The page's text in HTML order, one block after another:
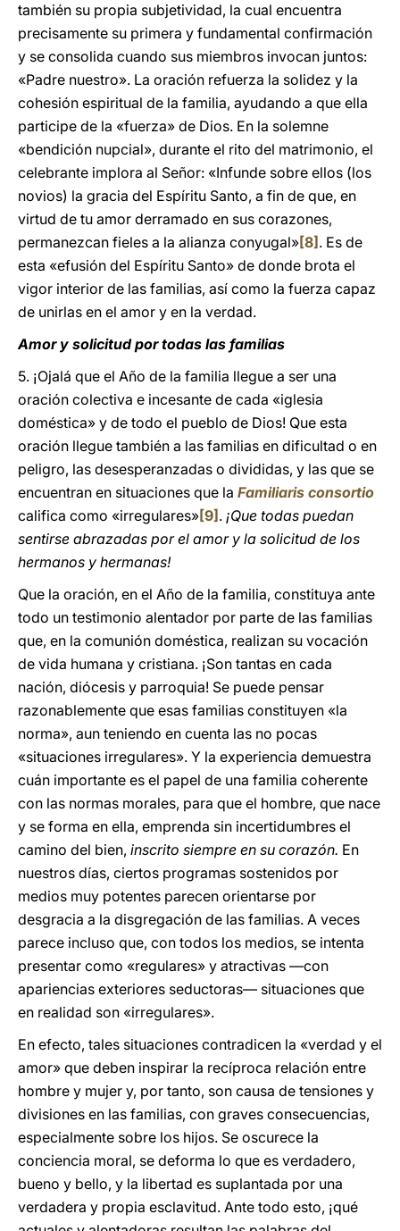
también su propia subjetividad, la cual encuentra
precisamente su primera y fundamental confirmación
y se consolida cuando sus miembros invocan juntos:
«Padre nuestro». La oración refuerza la solidez y la
cohesión espiritual de la familia, ayudando a que ella
participe de la «fuerza» de Dios. En la solemne
«bendición nupcial», durante el rito del matrimonio, el
celebrante implora al Señor: «Infunde sobre ellos (los
novios) la gracia del Espíritu Santo, a fin de que, en
virtud de tu amor derramado en sus corazones,
permanezcan fieles a la alianza conyugal»[8] . Es de
esta «efusión del Espíritu Santo» de donde brota el
vigor interior de las familias, así como la fuerza capaz
de unirlas en el amor y en la verdad.
Amor y solicitud por todas las familias
5. ¡Ojalá que el Año de la familia llegue a ser una
oración colectiva e incesante de cada «iglesia
doméstica» y de todo el pueblo de Dios! Que esta
oración llegue también a las familias en dificultad o en
peligro, las desesperanzadas o divididas, y las que se
encuentran en situaciones que la Familiaris consortio
califica como «irregulares»[9] . ¡Que todas puedan
sentirse abrazadas por el amor y la solicitud de los
hermanos y hermanas!
Que la oración, en el Año de la familia, constituya ante
todo un testimonio alentador por parte de las familias
que, en la comunión doméstica, realizan su vocación
de vida humana y cristiana. ¡Son tantas en cada
nación, diócesis y parroquia! Se puede pensar
razonablemente que esas familias constituyen «la
norma», aun teniendo en cuenta las no pocas
«situaciones irregulares». Y la experiencia demuestra
cuán importante es el papel de una familia coherente
con las normas morales, para que el hombre, que nace
y se forma en ella, emprenda sin incertidumbres el
camino del bien, inscrito siempre en su corazón. En
nuestros días, ciertos programas sostenidos por
medios muy potentes parecen orientarse por
desgracia a la disgregación de las familias. A veces
parece incluso que, con todos los medios, se intenta
presentar como «regulares» y atractivas —con
apariencias exteriores seductoras— situaciones que
en realidad son «irregulares».
En efecto, tales situaciones contradicen la «verdad y el
amor» que deben inspirar la recíproca relación entre
hombre y mujer y, por tanto, son causa de tensiones y
divisiones en las familias, con graves consecuencias,
especialmente sobre los hijos. Se oscurece la
conciencia moral, se deforma lo que es verdadero,
bueno y bello, y la libertad es suplantada por una
verdadera y propia esclavitud. Ante todo esto, ¡qué